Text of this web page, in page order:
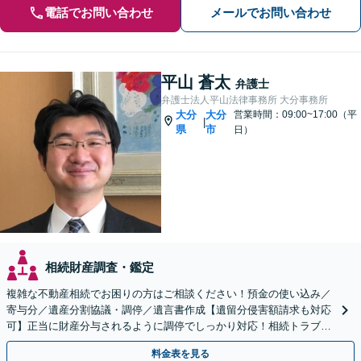
電話でお問い合わせ メールでお問い合わせ
平山 蒼太 弁護士
弁護士法人平山法律事務所 大分事務所
大分
県
|
大分
市
営業時間：09:00~17:00（平
日）
相続財産調査・鑑定
複雑な不動産相続でお困りの方はご相談ください！預金の使い込み／
寄与分／遺産分割協議・調停／遺言書作成【遺留分侵害額請求も対応
可】正当に財産分与されるように調停でしっかり対応！相続トラブル
の精神的負担も軽減します。
料金表を見る